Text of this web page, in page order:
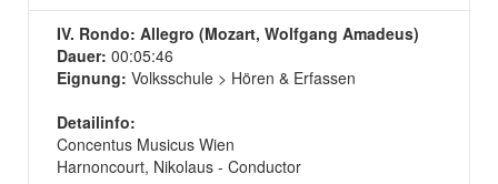
IV. Rondo: Allegro (Mozart, Wolfgang Amadeus)
Dauer: 00:05:46
Eignung: Volksschule > Hören & Erfassen
Detailinfo:
Concentus Musicus Wien
Harnoncourt, Nikolaus - Conductor